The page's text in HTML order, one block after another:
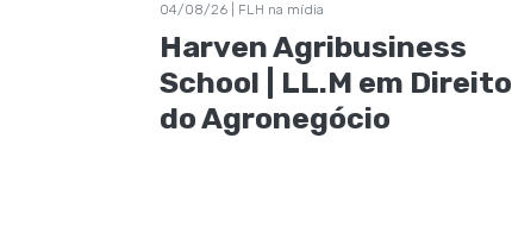
04/08/26 | FLH na mídia
Harven Agribusiness
School | LL.M em Direito
do Agronegócio